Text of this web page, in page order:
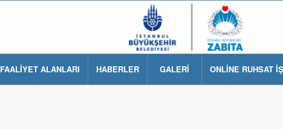
FAALİYET ALANLARI HABERLER GALERİ ONLİNE RUHSAT